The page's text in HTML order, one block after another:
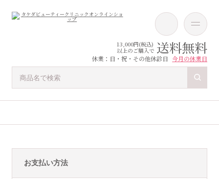
13,000円(税込)
以上のご購入で 送料無料
休業：日・祝・その他休診日 今月の休業日
お支払い方法